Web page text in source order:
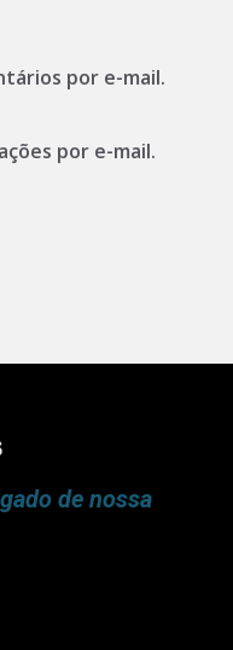
por e-mail.
por e-mail.
de nossa